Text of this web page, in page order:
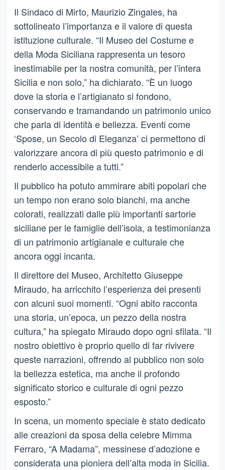
Il Sindaco di Mirto, Maurizio Zingales, ha
sottolineato l’importanza e il valore di questa
istituzione culturale. “Il Museo del Costume e
della Moda Siciliana rappresenta un tesoro
inestimabile per la nostra comunità, per l’intera
Sicilia e non solo,” ha dichiarato. “È un luogo
dove la storia e l’artigianato si fondono,
conservando e tramandando un patrimonio unico
che parla di identità e bellezza. Eventi come
‘Spose, un Secolo di Eleganza’ ci permettono di
valorizzare ancora di più questo patrimonio e di
renderlo accessibile a tutti.”
Il pubblico ha potuto ammirare abiti popolari che
un tempo non erano solo bianchi, ma anche
colorati, realizzati dalle più importanti sartorie
siciliane per le famiglie dell’isola, a testimonianza
di un patrimonio artigianale e culturale che
ancora oggi incanta.
Il direttore del Museo, Architetto Giuseppe
Miraudo, ha arricchito l’esperienza dei presenti
con alcuni suoi momenti. “Ogni abito racconta
una storia, un’epoca, un pezzo della nostra
cultura,” ha spiegato Miraudo dopo ogni sfilata. “Il
nostro obiettivo è proprio quello di far rivivere
queste narrazioni, offrendo al pubblico non solo
la bellezza estetica, ma anche il profondo
significato storico e culturale di ogni pezzo
esposto.”
In scena, un momento speciale è stato dedicato
alle creazioni da sposa della celebre Mimma
Ferraro, “A Madama”, messinese d’adozione e
considerata una pioniera dell’alta moda in Sicilia.